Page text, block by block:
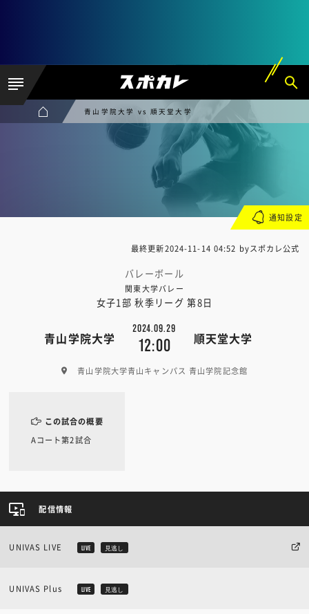
青山学院大学 vs 順天堂大学
最終更新2024-11-14 04:52 byスポカレ公式
バレーボール
関東大学バレー
女子1部 秋季リーグ 第8日
青山学院大学
2024.09.29
12:00 順天堂大学
青山学院大学青山キャンパス 青山学院記念館
通知設定
この試合の概要
Aコート第2試合
配信情報
UNIVAS LIVE LIVE 見逃し
UNIVAS Plus LIVE 見逃し